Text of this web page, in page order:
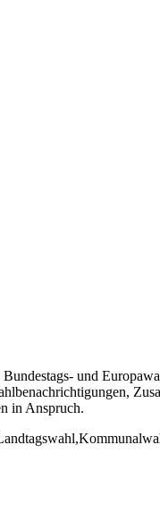
und
in Anspruch.